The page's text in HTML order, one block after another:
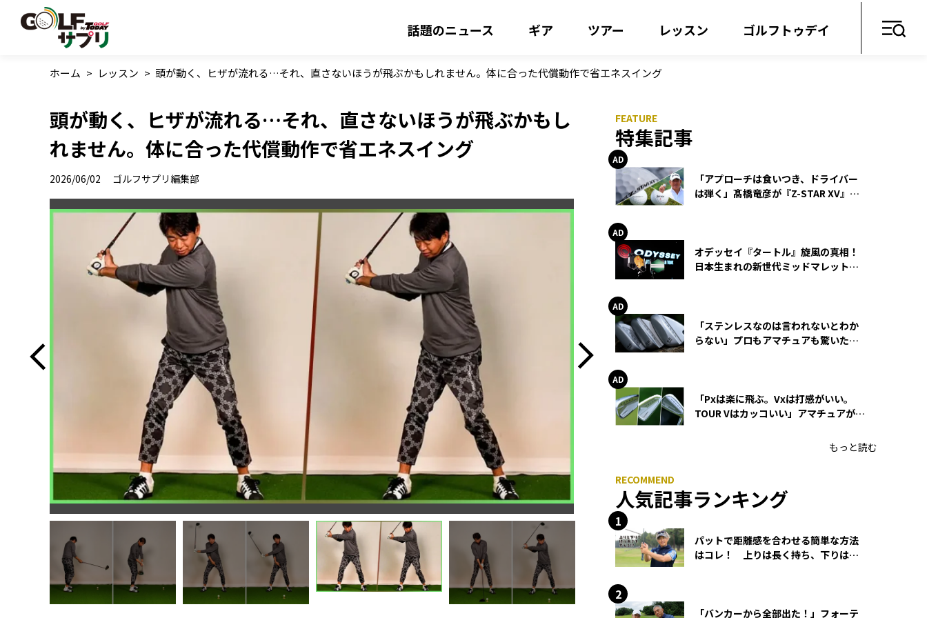
話題のニュース ギア ツアー レッスン ゴルフトゥデイ
ホーム > レッスン > 頭が動く、ヒザが流れる…それ、直さないほうが飛ぶかもしれません。体に合った代償動作で省エネスイング
頭が動く、ヒザが流れる…それ、直さないほうが飛ぶかもし
れません。体に合った代償動作で省エネスイング
2026/06/02 ゴルフサプリ編集部
特集記事
「アプローチは食いつき、ドライバー
は弾く」髙橋竜彦が『Z-STAR XV』を
オデッセイ『タートル』旋風の真相！
日本生まれの新世代ミッドマレットが
「ステンレスなのは言われないとわか
らない」プロもアマチュアも驚いた
「Pxは楽に飛ぶ。Vxは打感がいい。
TOUR Vはカッコいい」アマチュアが選
もっと読む
人気記事ランキング
パットで距離感を合わせる簡単な方法
はコレ！ 上りは長く持ち、下りは短
「バンカーから全部出た！」フォーテ